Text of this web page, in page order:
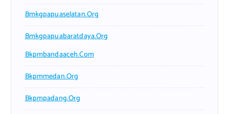
Bmkgpapuaselatan.org
Bmkgpapuabaratdaya.org
Bkpmbandaaceh.com
Bkpmmedan.org
Bkpmpadang.org